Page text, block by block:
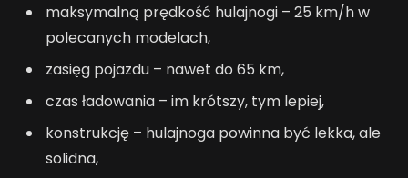
maksymalną prędkość hulajnogi – 25 km/h w
polecanych modelach,
zasięg pojazdu – nawet do 65 km,
czas ładowania – im krótszy, tym lepiej,
konstrukcję – hulajnoga powinna być lekka, ale
solidna,